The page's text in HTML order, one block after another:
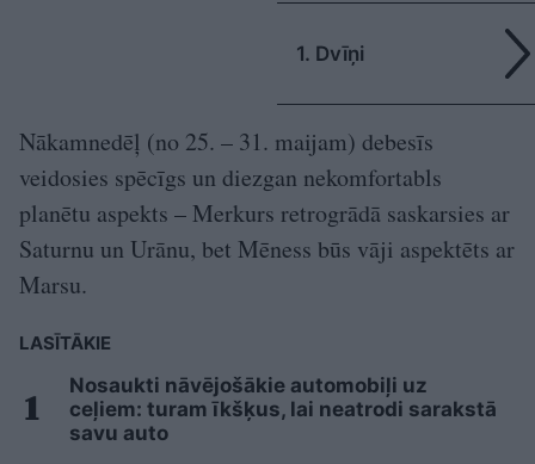
1. Dvīņi
Nākamnedēļ (no 25. – 31. maijam) debesīs
veidosies spēcīgs un diezgan nekomfortabls
planētu aspekts – Merkurs retrogrādā saskarsies ar
Saturnu un Urānu, bet Mēness būs vāji aspektēts ar
Marsu.
LASĪTĀKIE
Nosaukti nāvējošākie automobiļi uz
ceļiem: turam īkšķus, lai neatrodi sarakstā
savu auto